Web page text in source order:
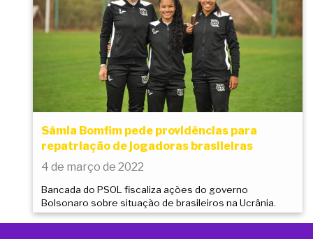
Sâmia Bomfim pede providências para
repatriação de jogadoras brasileiras
4 de março de 2022
Bancada do PSOL fiscaliza ações do governo
Bolsonaro sobre situação de brasileiros na Ucrânia.